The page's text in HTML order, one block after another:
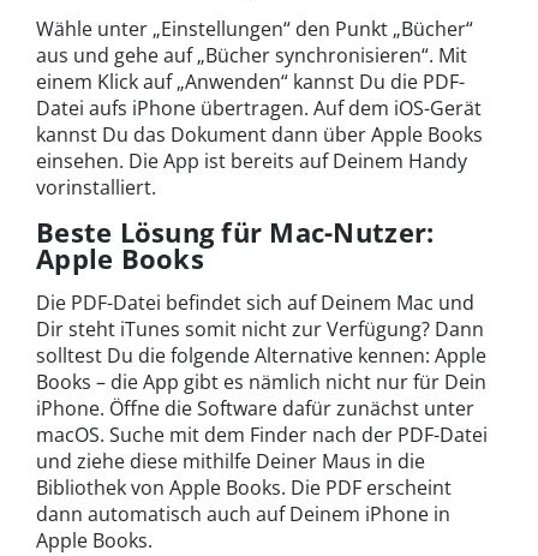
Wähle unter „Einstellungen“ den Punkt „Bücher“
aus und gehe auf „Bücher synchronisieren“. Mit
einem Klick auf „Anwenden“ kannst Du die PDF-
Datei aufs iPhone übertragen. Auf dem iOS-Gerät
kannst Du das Dokument dann über Apple Books
einsehen. Die App ist bereits auf Deinem Handy
vorinstalliert.
Beste Lösung für Mac-Nutzer:
Apple Books
Die PDF-Datei befindet sich auf Deinem Mac und
Dir steht iTunes somit nicht zur Verfügung? Dann
solltest Du die folgende Alternative kennen: Apple
Books – die App gibt es nämlich nicht nur für Dein
iPhone. Öffne die Software dafür zunächst unter
macOS. Suche mit dem Finder nach der PDF-Datei
und ziehe diese mithilfe Deiner Maus in die
Bibliothek von Apple Books. Die PDF erscheint
dann automatisch auch auf Deinem iPhone in
Apple Books.